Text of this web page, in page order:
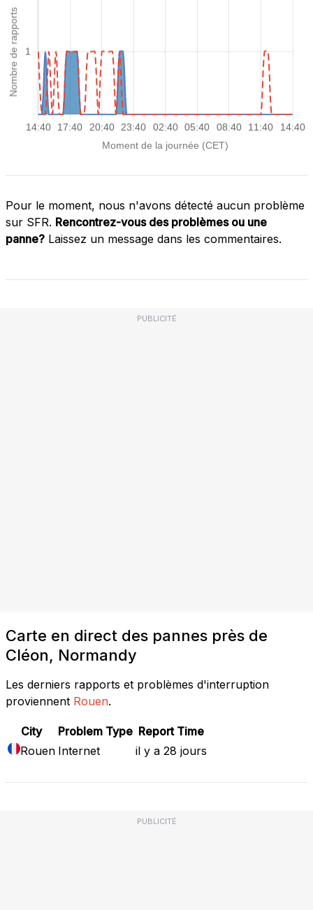
Pour le moment, nous n'avons détecté aucun problème
sur SFR. Rencontrez-vous des problèmes ou une
panne? Laissez un message dans les commentaires.
PUBLICITÉ
Carte en direct des pannes près de
Cléon, Normandy
Les derniers rapports et problèmes d'interruption
proviennent Rouen.
City Problem Type Report Time
Rouen Internet il y a 28 jours
PUBLICITÉ